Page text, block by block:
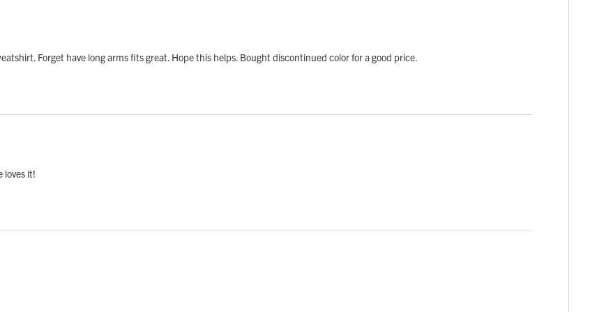
Forget have long arms fits great. Hope this helps. Bought discontinued color for a good price.
loves it!